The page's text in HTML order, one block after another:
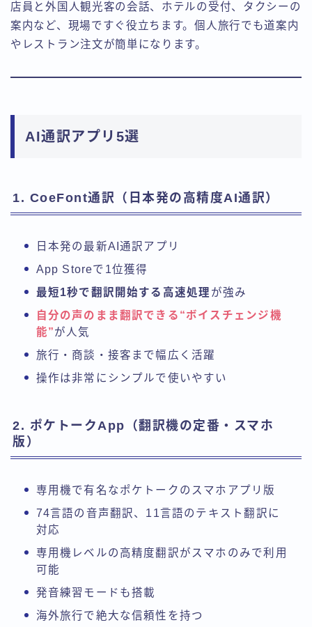
店員と外国人観光客の会話、ホテルの受付、タクシーの
案内など、現場ですぐ役立ちます。個人旅行でも道案内
やレストラン注文が簡単になります。
AI通訳アプリ5選
1. CoeFont通訳（日本発の高精度AI通訳）
日本発の最新AI通訳アプリ
App Storeで1位獲得
最短1秒で翻訳開始する高速処理 が強み
自分の声のまま翻訳できる“ボイスチェンジ機
能”が人気
旅行・商談・接客まで幅広く活躍
操作は非常にシンプルで使いやすい
2. ポケトークApp（翻訳機の定番・スマホ
版）
専用機で有名なポケトークのスマホアプリ版
74言語の音声翻訳、11言語のテキスト翻訳に
対応
専用機レベルの高精度翻訳がスマホのみで利用
可能
発音練習モードも搭載
海外旅行で絶大な信頼性を持つ